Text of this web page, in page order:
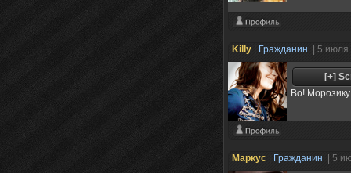
Killy Гражданин | 5
Во!
Маркус Гражданин | 5